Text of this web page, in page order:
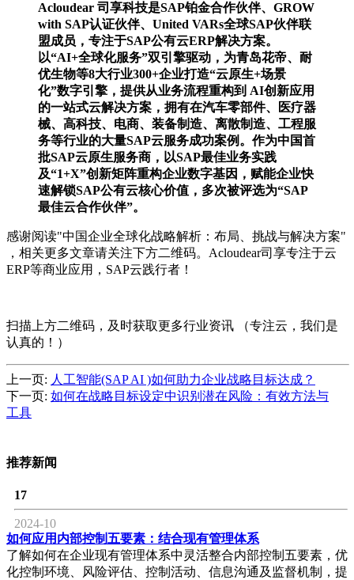
Acloudear 司享科技是SAP铂金合作伙伴、GROW
with SAP认证伙伴、United VARs全球SAP伙伴联
盟成员，专注于SAP公有云ERP解决方案。
以“AI+全球化服务”双引擎驱动，为青岛花帝、耐
优生物等8大行业300+企业打造“云原生+场景
化”数字引擎，提供从业务流程重构到 AI创新应用
的一站式云解决方案，拥有在汽车零部件、医疗器
械、高科技、电商、装备制造、离散制造、工程服
务等行业的大量SAP云服务成功案例。作为中国首
批SAP云原生服务商，以SAP最佳业务实践
及“1+X”创新矩阵重构企业数字基因，赋能企业快
速解锁SAP公有云核心价值，多次被评选为“SAP
最佳云合作伙伴”。
感谢阅读"中国企业全球化战略解析：布局、挑战与解决方案"
，相关更多文章请关注下方二维码。Acloudear司享专注于云
ERP等商业应用，SAP云践行者！
扫描上方二维码，及时获取更多行业资讯 （专注云，我们是
认真的！）
上一页: 人工智能(SAP AI )如何助力企业战略目标达成？
下一页: 如何在战略目标设定中识别潜在风险：有效方法与
工具
推荐新闻
17
2024-10
如何应用内部控制五要素：结合现有管理体系
了解如何在企业现有管理体系中灵活整合内部控制五要素，优
化控制环境、风险评估、控制活动、信息沟通及监督机制，提